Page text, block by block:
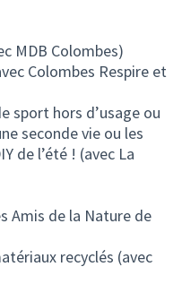
MDB Colombes)
Colombes Respire et
sport hors d’usage ou
seconde vie ou les
de l’été ! (avec La
Amis de la Nature de
recyclés (avec